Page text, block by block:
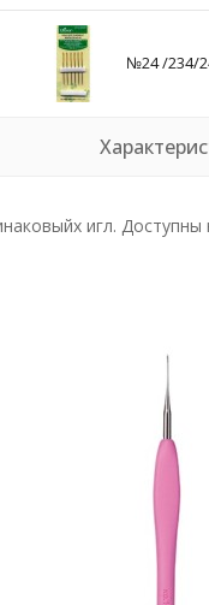
№24 /234/
игл. Доступны